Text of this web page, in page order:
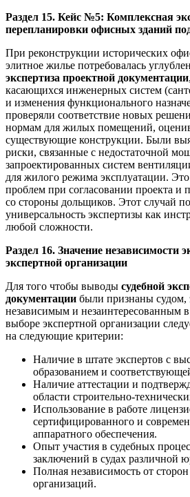
Раздел 15. Кейс №5: Комплексная
перепланировки офисных зданий
При реконструкции исторических
элитное жилье потребовалась
экспертиза проектной документации
касающихся инженерных систем
и изменения функционального
проверяли соответствие новых
нормам для жилых помещений,
существующие конструкции. Были
риски, связанные с недостаточной
запроектированных систем
для жилого режима эксплуатации.
проблем при согласовании проекта и
со стороны дольщиков. Этот случай
универсальность экспертизы как
любой сложности.
Раздел 16. Значение независимости
экспертной организации
Для того чтобы выводы судебной
документации были признаны судом,
независимым и незаинтересованным
выборе экспертной организации
на следующие критерии:
Наличие в штате экспертов с
образованием и
Наличие аттестации и
области строительно-
Использование в работе
сертифицированного и
аппаратного обеспечения.
Опыт участия в судебных
заключений в судах различной
Полная независимость от
организаций.